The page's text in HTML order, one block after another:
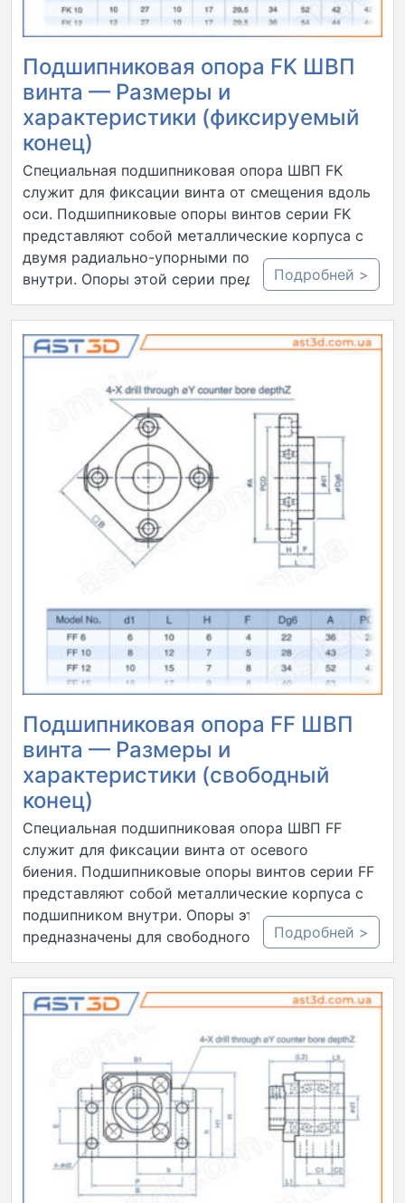
Подшипниковая опора FK ШВП
винта — Размеры и
характеристики (фиксируемый
конец)
Специальная подшипниковая опора ШВП FK
служит для фиксации винта от смещения вдоль
оси. Подшипниковые опоры винтов серии FK
представляют собой металлические корпуса с
двумя радиально-упорными подшипниками
внутри. Опоры этой серии предназначены…..
Подробней >
Подшипниковая опора FF ШВП
винта — Размеры и
характеристики (свободный
конец)
Специальная подшипниковая опора ШВП FF
служит для фиксации винта от осевого
биения. Подшипниковые опоры винтов серии FF
представляют собой металлические корпуса с
подшипником внутри. Опоры этой серии
предназначены для свободного конца…..Подробней >